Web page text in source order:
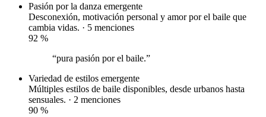
Pasión por la danza emergente
Desconexión, motivación personal y amor por el baile que
cambia vidas. · 5 menciones
92 %
“pura pasión por el baile.”
Variedad de estilos emergente
Múltiples estilos de baile disponibles, desde urbanos hasta
sensuales. · 2 menciones
90 %